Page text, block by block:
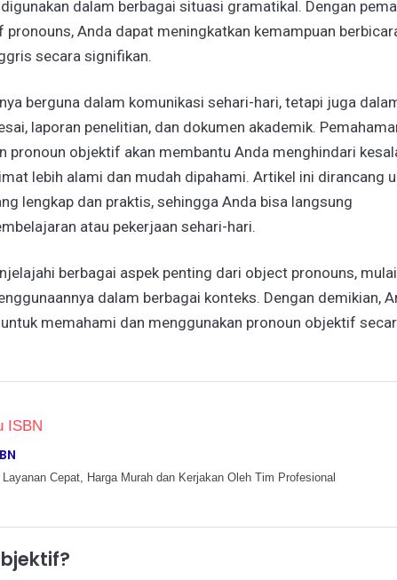
dalam berbagai situasi gramatikal. Dengan
Anda dapat meningkatkan kemampuan
secara signifikan.
berguna dalam komunikasi sehari-hari, tetapi juga
laporan penelitian, dan dokumen akademik.
pronoun objektif akan membantu Anda menghindari
lebih alami dan mudah dipahami. Artikel ini dirancang
lengkap dan praktis, sehingga Anda bisa langsung
atau pekerjaan sehari-hari.
berbagai aspek penting dari object pronouns,
dalam berbagai konteks. Dengan demikian,
memahami dan menggunakan pronoun objektif
Cepat, Harga Murah dan Kerjakan Oleh Tim Profesional